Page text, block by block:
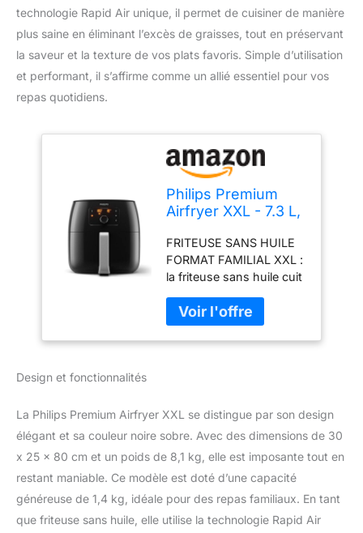
technologie Rapid Air unique, il permet de cuisiner de manière
plus saine en éliminant l’excès de graisses, tout en préservant
la saveur et la texture de vos plats favoris. Simple d’utilisation
et performant, il s’affirme comme un allié essentiel pour vos
repas quotidiens.
Philips Premium
Airfryer XXL - 7.3 L,
Technologie Rapid
Air et Élimine
Graisses,
Séparateur Inclus,
HomeID-App
Recipes
(HD9762/90)
FRITEUSE SANS HUILE
FORMAT FAMILIAL XXL :
la friteuse sans huile cuit
de frites dans sa cuve de
7,3 L et son grand panier
pour 6 portions - 5
des repas avec jusqu'à
90 % moins de matières
friteuse à air** - Frire,
cuire, rôtir, griller et
réchauffer, technologie
Rapid Air et anti-gras
Design et fonctionnalités
La Philips Premium Airfryer XXL se distingue par son design
élégant et sa couleur noire sobre. Avec des dimensions de 30
x 25 x 80 cm et un poids de 8,1 kg, elle est imposante tout en
restant maniable. Ce modèle est doté d’une capacité
généreuse de 1,4 kg, idéale pour des repas familiaux. En tant
que friteuse sans huile, elle utilise la technologie Rapid Air